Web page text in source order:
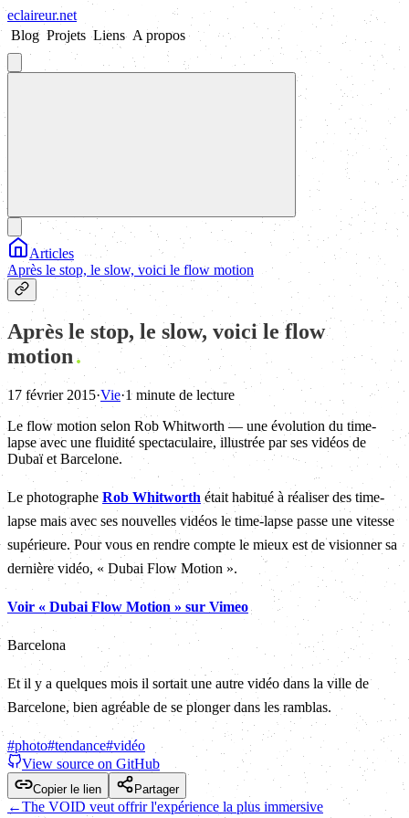
eclaireur.net
Blog Projets Liens A propos
Articles
Après le stop, le slow, voici le flow motion
Après le stop, le slow, voici le flow
motion
17 février 2015·Vie·1 minute de lecture
Le flow motion selon Rob Whitworth — une évolution du time-
lapse avec une fluidité spectaculaire, illustrée par ses vidéos de
Dubaï et Barcelone.
Le photographe Rob Whitworth était habitué à réaliser des time-
lapse mais avec ses nouvelles vidéos le time-lapse passe une vitesse
supérieure. Pour vous en rendre compte le mieux est de visionner sa
dernière vidéo, « Dubai Flow Motion ».
Voir « Dubai Flow Motion » sur Vimeo
Barcelona
Et il y a quelques mois il sortait une autre vidéo dans la ville de
Barcelone, bien agréable de se plonger dans les ramblas.
#photo#tendance#vidéo
View source on GitHub
Copier le lien Partager
←The VOID veut offrir l'expérience la plus immersive